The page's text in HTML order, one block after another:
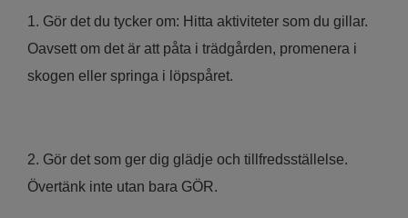
1. Gör det du tycker om: Hitta aktiviteter som du gillar.
Oavsett om det är att påta i trädgården, promenera i
skogen eller springa i löpspåret.
2. Gör det som ger dig glädje och tillfredsställelse.
Övertänk inte utan bara GÖR.